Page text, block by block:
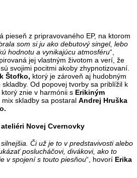
pieseň z pripravovaného EP, na ktorom
som si ju ako debutový singel, lebo
hodnotu a vynikajúcu atmosféru“,
jej vlastným životom a verí, že
svojimi pocitmi akoby zhypnotizovaní.
Štofko, ktorý je zároveň aj hudobným
Od popovej tvorby sa priblížil k
znie v harmónii s Erikiným
skladby sa postaral Andrej Hruška
Novej Cvernovky
Či už je to v predstavivosti alebo
poslucháčovi, divákovi, ako to
v spojení s touto piesňou“, hovorí Erika